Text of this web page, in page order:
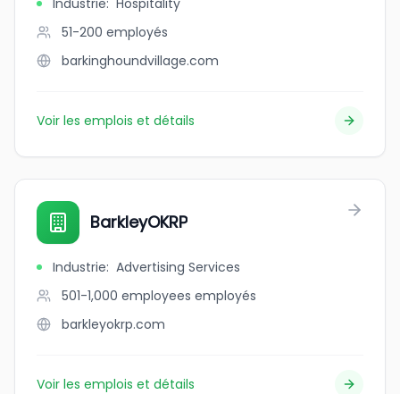
Industrie: Hospitality
51-200 employés
barkinghoundvillage.com
Voir les emplois et détails
BarkleyOKRP
Industrie: Advertising Services
501-1,000 employees employés
barkleyokrp.com
Voir les emplois et détails